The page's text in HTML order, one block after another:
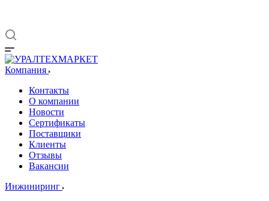
Компания
Контакты
О компании
Новости
Сертификаты
Поставщики
Клиенты
Отзывы
Вакансии
Инжиниринг